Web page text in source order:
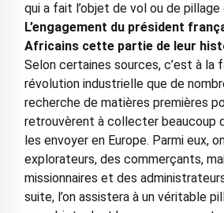
qui a fait l’objet de vol ou de pillage
L’engagement du président
Africains cette partie de leur
Selon certaines sources, c’est à la
révolution industrielle que de
recherche de matières premières
retrouvèrent à collecter beaucoup
les envoyer en Europe. Parmi eux,
explorateurs, des commerçants,
missionnaires et des
suite, l’on assistera à un véritable